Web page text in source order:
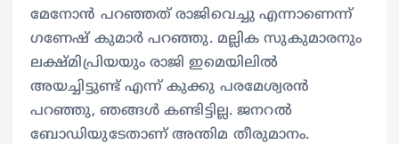
മേനോൻ പറഞ്ഞത് രാജിവെച്ചു എന്നാണെന്ന്
ഗണേഷ് കുമാർ പറഞ്ഞു. മല്ലിക സുകുമാരനും
ലക്ഷ്മിപ്രിയയും രാജി ഇമെയിലിൽ
അയച്ചിട്ടുണ്ട് എന്ന് കുക്കു പരമേശ്വരൻ
പറഞ്ഞു, ഞങ്ങൾ കണ്ടിട്ടില്ല. ജനറൽ
ബോഡിയുടേതാണ് അന്തിമ തീരുമാനം.